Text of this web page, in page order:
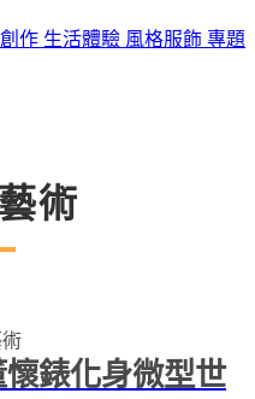
作 生活體驗 風格服飾 專題
術
懷錶化身微型世